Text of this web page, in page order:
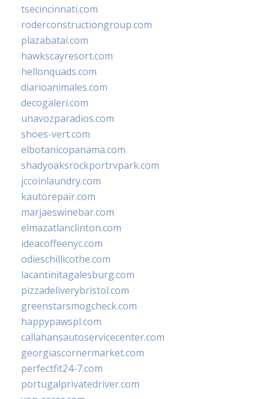
tsecincinnati.com
roderconstructiongroup.com
plazabatai.com
hawkscayresort.com
hellonquads.com
diarioanimales.com
decogaleri.com
unavozparadios.com
shoes-vert.com
elbotanicopanama.com
shadyoaksrockportrvpark.com
jccoinlaundry.com
kautorepair.com
marjaeswinebar.com
elmazatlanclinton.com
ideacoffeenyc.com
odieschillicothe.com
lacantinitagalesburg.com
pizzadeliverybristol.com
greenstarsmogcheck.com
happypawspl.com
callahansautoservicecenter.com
georgiascornermarket.com
perfectfit24-7.com
portugalprivatedriver.com